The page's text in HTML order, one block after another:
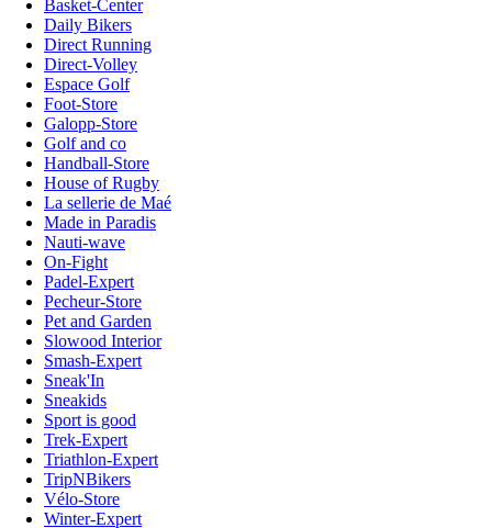
Basket-Center
Daily Bikers
Direct Running
Direct-Volley
Espace Golf
Foot-Store
Galopp-Store
Golf and co
Handball-Store
House of Rugby
La sellerie de Maé
Made in Paradis
Nauti-wave
On-Fight
Padel-Expert
Pecheur-Store
Pet and Garden
Slowood Interior
Smash-Expert
Sneak'In
Sneakids
Sport is good
Trek-Expert
Triathlon-Expert
TripNBikers
Vélo-Store
Winter-Expert